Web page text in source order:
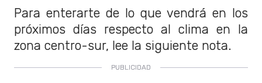
Para enterarte de lo que vendrá en los
próximos días respecto al clima en la
zona centro-sur, lee la siguiente nota.